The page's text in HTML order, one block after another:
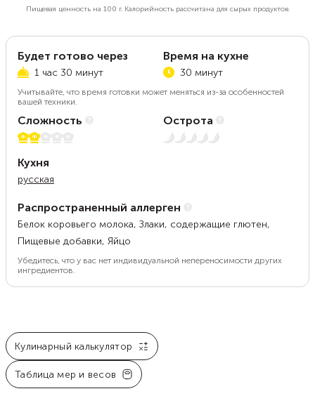
Пищевая ценность на 100 г.Калорийность рассчитана для сырых продуктов.
Будет готово через
1 час 30 минут
Время на кухне
30 минут
Учитывайте, что время готовки может меняться из-за особенностей
вашей техники.
Сложность
2 из 5
Острота
Нет остроты
Кухня
русская
Распространенный аллерген
Белок коровьего молока, Злаки, содержащие глютен,
Пищевые добавки, Яйцо
Убедитесь, что у вас нет индивидуальной непереносимости других
ингредиентов.
Кулинарный калькулятор
Таблица мер и весов